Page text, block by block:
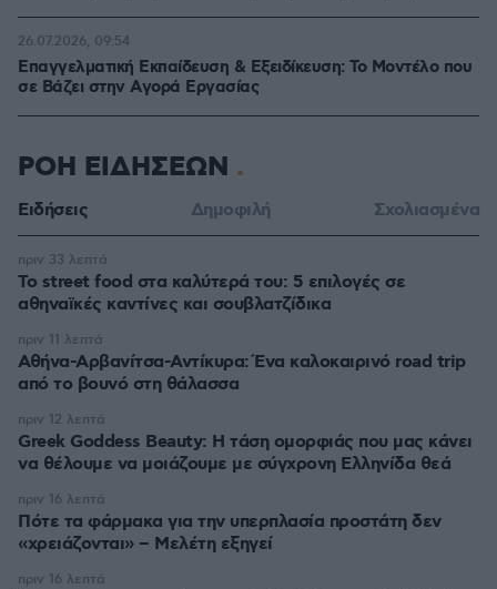
Επαγγελματική Εκπαίδευση & Εξειδίκευση: Το Mοντέλο που
σε Bάζει στην Aγορά Eργασίας
26.07.2026, 09:54
ΡΟΗ ΕΙΔΗΣΕΩΝ
Ειδήσεις Δημοφιλή Σχολιασμένα
Το street food στα καλύτερά του: 5 επιλογές σε
αθηναϊκές καντίνες και σουβλατζίδικα
πριν 33 λεπτά
Αθήνα-Αρβανίτσα-Αντίκυρα: Ένα καλοκαιρινό road trip
από το βουνό στη θάλασσα
πριν 11 λεπτά
Greek Goddess Beauty: Η τάση ομορφιάς που μας κάνει
να θέλουμε να μοιάζουμε με σύγχρονη Ελληνίδα θεά
πριν 12 λεπτά
Πότε τα φάρμακα για την υπερπλασία προστάτη δεν
«χρειάζονται» – Μελέτη εξηγεί
πριν 16 λεπτά
πριν 16 λεπτά